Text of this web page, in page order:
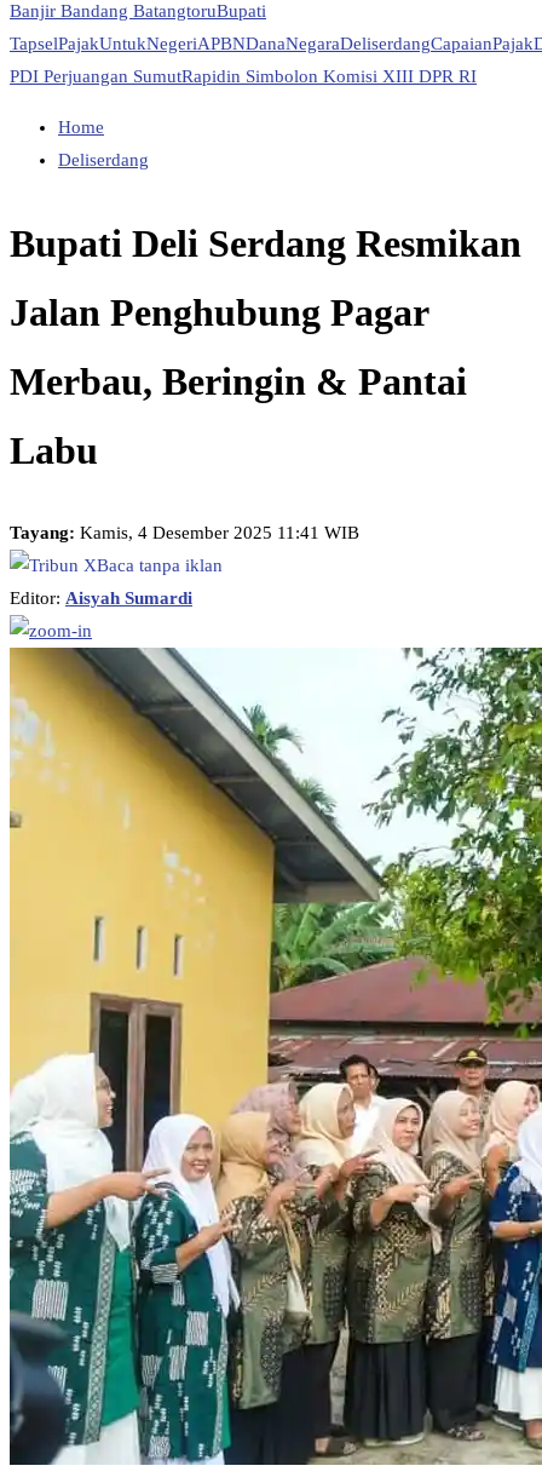
Banjir Bandang BatangtoruBupati
TapselPajakUntukNegeriAPBNDanaNegaraDeliserdang
PDI Perjuangan SumutRapidin Simbolon Komisi XIII DPR RI
Home
Deliserdang
Bupati Deli Serdang Resmikan
Jalan Penghubung Pagar
Merbau, Beringin & Pantai
Labu
Tayang: Kamis, 4 Desember 2025 11:41 WIB
Baca tanpa iklan
Editor: Aisyah Sumardi